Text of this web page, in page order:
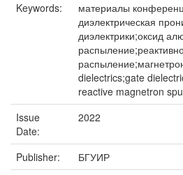
Keywords:
материалы
диэлектрическая
диэлектрики;оксид
dielectrics;gate
reactive magnetron
Issue
Date:
2022
Publisher:
БГУИР